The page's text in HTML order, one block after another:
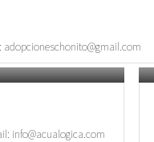
adopcioneschonito@gmail.com
info@acualogica.com